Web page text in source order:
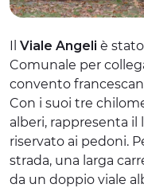
Il Viale Angeli è
Comunale per
convento
Con i suoi tre
alberi, rappresenta il
riservato ai pedoni.
strada, una larga
da un doppio viale